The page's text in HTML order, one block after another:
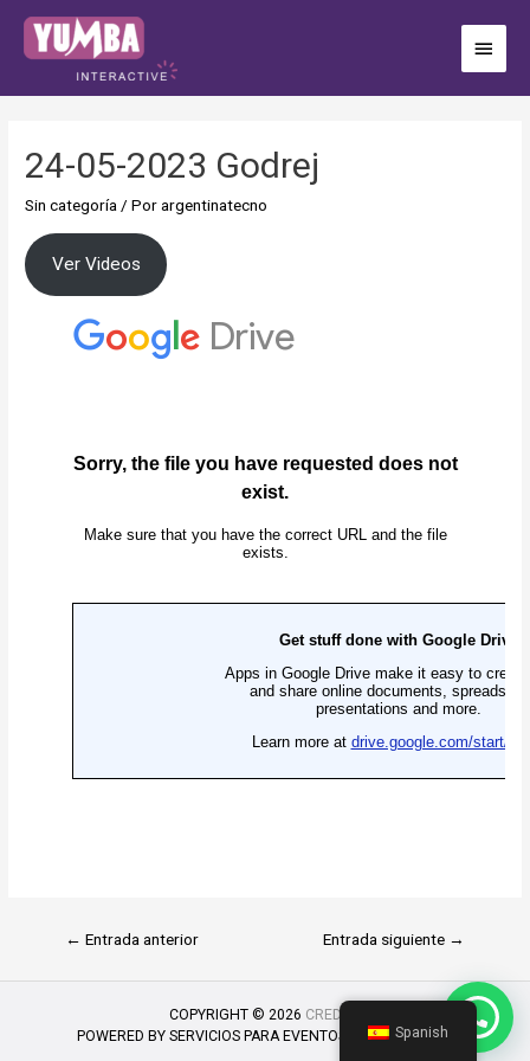
24-05-2023 Godrej
Sin categoría/ Porargentinatecno
Ver Videos
← Entrada anterior Entrada siguiente →
COPYRIGHT © 2026 CREDITS
POWERED BY SERVICIOS PARA EVENTOS INNOVADORES.
Spanish